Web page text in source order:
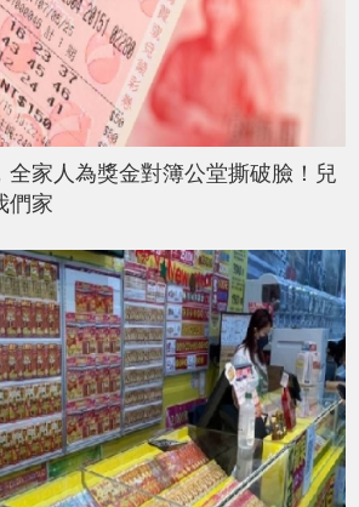
全家人為獎金對簿公堂撕破臉！兒
們家